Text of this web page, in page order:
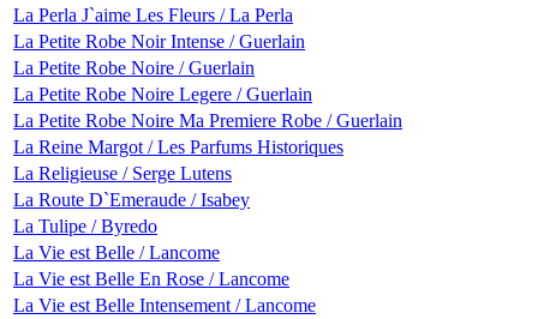
La Perla J`aime Les Fleurs / La Perla
La Petite Robe Noir Intense / Guerlain
La Petite Robe Noire / Guerlain
La Petite Robe Noire Legere / Guerlain
La Petite Robe Noire Ma Premiere Robe / Guerlain
La Reine Margot / Les Parfums Historiques
La Religieuse / Serge Lutens
La Route D`Emeraude / Isabey
La Tulipe / Byredo
La Vie est Belle / Lancome
La Vie est Belle En Rose / Lancome
La Vie est Belle Intensement / Lancome